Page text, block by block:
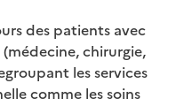
des patients avec
chirurgie,
les services
comme les soins